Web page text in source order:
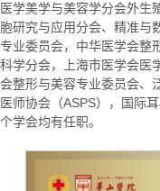
医学美学与美容学分会外生
胞研究与应用分会、精准与
专业委员会，中华医学会整
科学分会，上海市医学会医
会整形与美容专业委员会、
医师协会（ASPS），国际
个学会均有任职。